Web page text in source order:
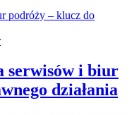
podróży – klucz do
serwisów i biur
działania